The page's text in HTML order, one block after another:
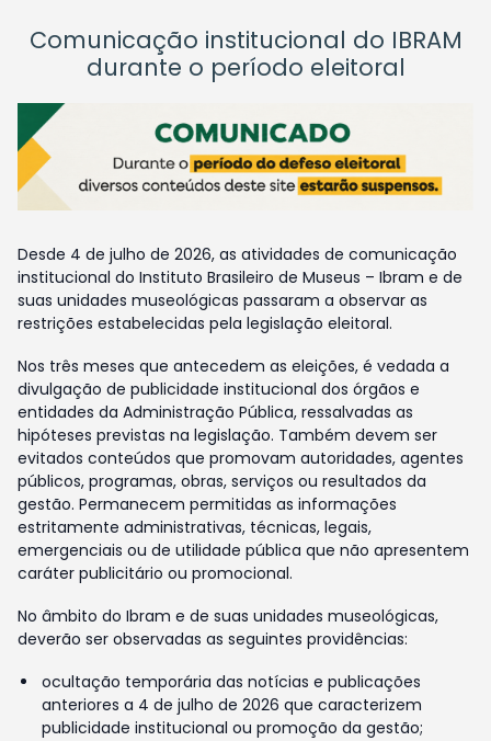
Comunicação institucional do IBRAM
durante o período eleitoral
Desde 4 de julho de 2026, as atividades de comunicação
institucional do Instituto Brasileiro de Museus – Ibram e de
suas unidades museológicas passaram a observar as
restrições estabelecidas pela legislação eleitoral.
Nos três meses que antecedem as eleições, é vedada a
divulgação de publicidade institucional dos órgãos e
entidades da Administração Pública, ressalvadas as
hipóteses previstas na legislação. Também devem ser
evitados conteúdos que promovam autoridades, agentes
públicos, programas, obras, serviços ou resultados da
gestão. Permanecem permitidas as informações
estritamente administrativas, técnicas, legais,
emergenciais ou de utilidade pública que não apresentem
caráter publicitário ou promocional.
No âmbito do Ibram e de suas unidades museológicas,
deverão ser observadas as seguintes providências:
ocultação temporária das notícias e publicações
anteriores a 4 de julho de 2026 que caracterizem
publicidade institucional ou promoção da gestão;